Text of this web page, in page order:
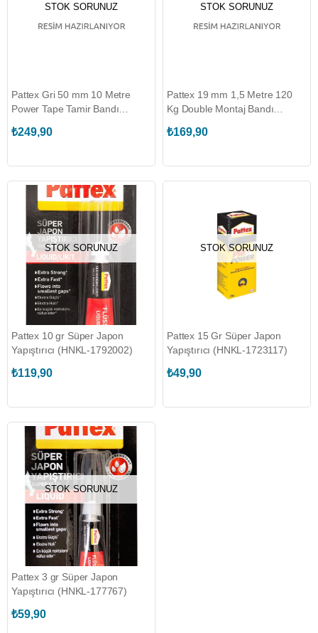
STOK SORUNUZ
Pattex Gri 50 mm 10 Metre
Power Tape Tamir Bandı
₺249,90
STOK SORUNUZ
Pattex 19 mm 1,5 Metre 120
Kg Double Montaj Bandı
₺169,90
STOK SORUNUZ
Pattex 10 gr Süper Japon
Yapıştırıcı (HNKL-1792002)
₺119,90
STOK SORUNUZ
Pattex 15 Gr Süper Japon
Yapıştırıcı (HNKL-1723117)
₺49,90
STOK SORUNUZ
Pattex 3 gr Süper Japon
Yapıştırıcı (HNKL-177767)
₺59,90